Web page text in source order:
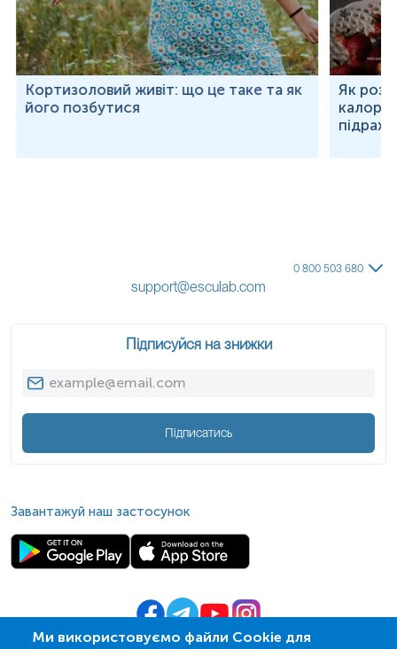
Кортизоловий живіт: що це таке та як
його позбутися
Як
Ми використовуємо файли Cookie для
0 800 503 680
support@esculab.com
Підписуйся на знижки
Підписатись
Завантажуй наш застосунок